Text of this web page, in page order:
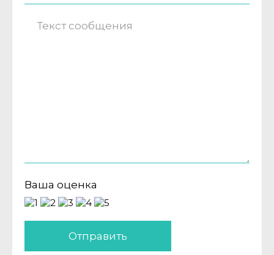
Ваша оценка
Отправить